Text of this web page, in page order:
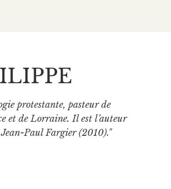
protestante, pasteur de
et de Lorraine. Il est l’auteur
Paul Fargier (2010)."